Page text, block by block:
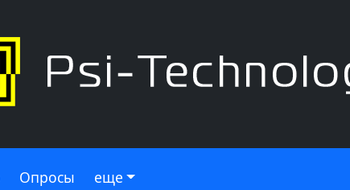
Опросы еще